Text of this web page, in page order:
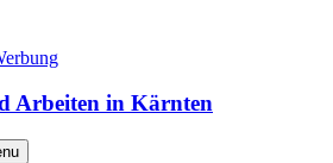
Arbeiten in Kärnten